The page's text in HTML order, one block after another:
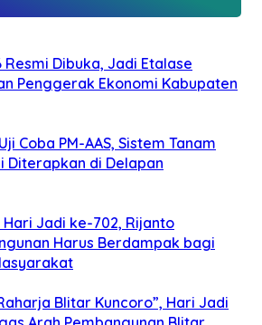
Resmi Dibuka, Jadi Etalase
Penggerak Ekonomi Kabupaten
Coba PM-AAS, Sistem Tanam
Diterapkan di Delapan
Hari Jadi ke-702, Rijanto
Harus Berdampak bagi
Blitar Kuncoro”, Hari Jadi